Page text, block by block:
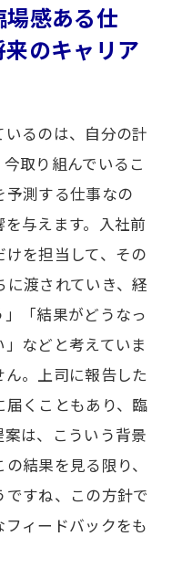
感ある仕
のキャリア
るのは、自分の計
取り組んでいるこ
予測する仕事なの
与えます。入社前
を担当して、その
渡されていき、経
「結果がどうなっ
などと考えていま
。上司に報告した
くこともあり、臨
は、こういう背景
結果を見る限り、
すね、この方針で
ィードバックをも